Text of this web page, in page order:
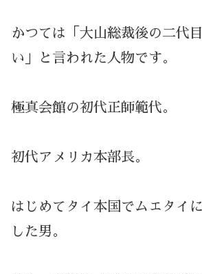
かつては「大山総裁後の二代
い」と言われた人物です。
極真会館の初代正師範代。
初代アメリカ本部長。
はじめてタイ本国でムエタイ
した男。